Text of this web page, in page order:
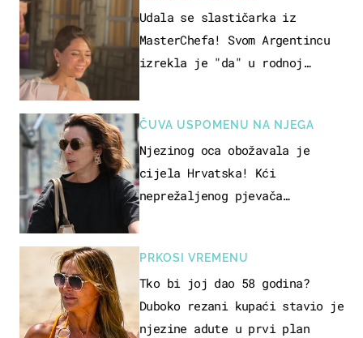
Udala se slastičarka iz
MasterChefa! Svom Argentincu
izrekla je "da" u rodnoj
ČUVA USPOMENU NA NJEGA
Njezinog oca obožavala je
cijela Hrvatska! Kći
neprežaljenog pjevača
PRKOSI VREMENU
Tko bi joj dao 58 godina?
Duboko rezani kupaći stavio je
njezine adute u prvi plan